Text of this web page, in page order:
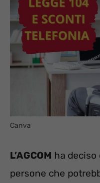
Canva
L’AGCOM ha deciso
persone che